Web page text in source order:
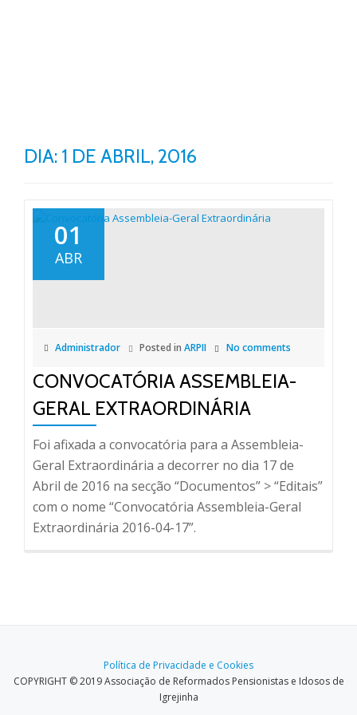
DIA: 1 DE ABRIL, 2016
01
ABR
Administrador Posted in ARPII No comments
CONVOCATÓRIA ASSEMBLEIA-
GERAL EXTRAORDINÁRIA
Foi afixada a convocatória para a Assembleia-
Geral Extraordinária a decorrer no dia 17 de
Abril de 2016 na secção “Documentos” > “Editais”
com o nome “Convocatória Assembleia-Geral
Extraordinária 2016-04-17”.
Política de Privacidade e Cookies
COPYRIGHT © 2019 Associação de Reformados Pensionistas e Idosos de
Igrejinha